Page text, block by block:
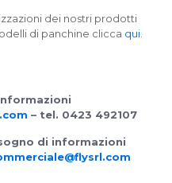
dei nostri prodotti
di panchine clicca qui
– tel. 0423 492107
di informazioni